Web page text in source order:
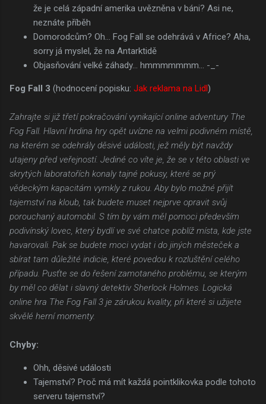
že je celá západní amerika uvězněna v báni? Asi ne,
neznáte příběh
Domorodcům? Oh... Fog Fall se odehrává v Africe? Aha,
sorry já myslel, že na Antarktidě
Objasňování velké záhady... hmmmmmmm... -_-
Fog Fall 3 (hodnocení popisku: Jak reklama na Lidl)
Zahrajte si již třetí pokračování vynikající online adventury The
Fog Fall. Hlavní hrdina hry opět uvízne na velmi podivném místě,
na kterém se odehrály děsivé události, jež měly být navždy
utajeny před veřejností. Jediné co víte je, že se v této oblasti ve
skrytých laboratořích konaly tajné pokusy, které se prý
vědeckým kapacitám vymkly z rukou. Aby bylo možné přijít
tajemství na kloub, tak budete muset nejprve opravit svůj
porouchaný automobil. S tím by vám měl pomoci především
podivínský lovec, který bydlí ve své chatce poblíž místa, kde jste
havarovali. Pak se budete moci vydat i do jiných městeček a
sbírat tam důležité indicie, které povedou k rozluštění celého
případu. Pusťte se do řešení zamotaného problému, se kterým
by měl co dělat i slavný detektiv Sherlock Holmes. Logická
online hra The Fog Fall 3 je zárukou kvality, při které si užijete
skvělé herní momenty.
Chyby:
Ohh, děsivé události
Tajemství? Proč má mít každá pointklikovka podle tohoto
serveru tajemství?